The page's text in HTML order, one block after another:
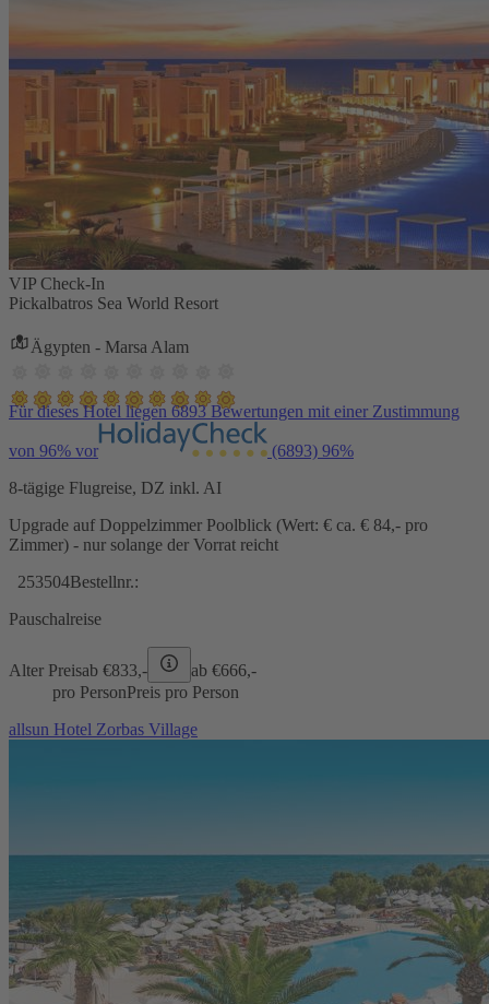
VIP Check-In
Pickalbatros Sea World Resort
Ägypten - Marsa Alam
Für dieses Hotel liegen 6893 Bewertungen mit einer Zustimmung
von 96% vor (6893) 96%
8-tägige Flugreise, DZ inkl. AI
Upgrade auf Doppelzimmer Poolblick (Wert: € ca. € 84,- pro
Zimmer) - nur solange der Vorrat reicht
253504Bestellnr.:
Pauschalreise
Alter Preisab €833,- ab €666,-
pro PersonPreis pro Person
allsun Hotel Zorbas Village